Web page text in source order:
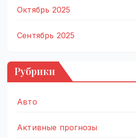
Октябрь 2025
Сентябрь 2025
Рубрики
Авто
Активные прогнозы